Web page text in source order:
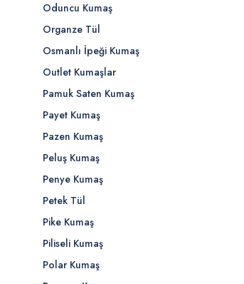
Oduncu Kumaş
Organze Tül
Osmanlı İpeği Kumaş
Outlet Kumaşlar
Pamuk Saten Kumaş
Payet Kumaş
Pazen Kumaş
Peluş Kumaş
Penye Kumaş
Petek Tül
Pike Kumaş
Piliseli Kumaş
Polar Kumaş